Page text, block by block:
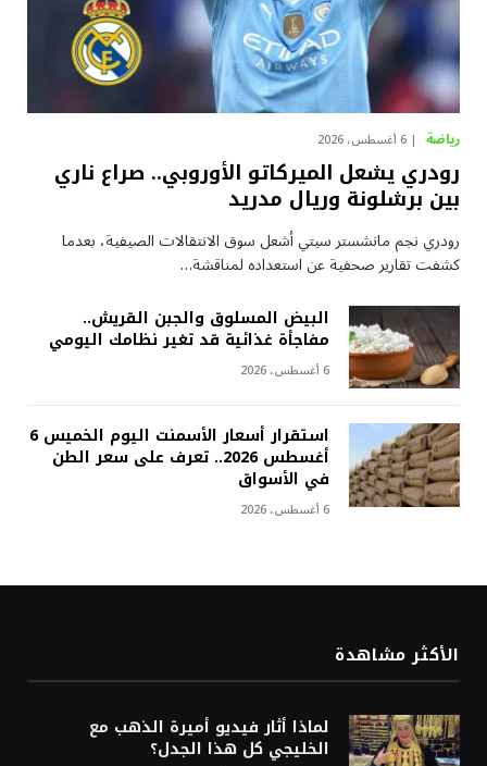
رياضة 6 أغسطس، 2026
رودري يشعل الميركاتو الأوروبي.. صراع ناري
بين برشلونة وريال مدريد
رودري نجم مانشستر سيتي أشعل سوق الانتقالات الصيفية، بعدما
كشفت تقارير صحفية عن استعداده لمناقشة…
البيض المسلوق والجبن القريش..
مفاجأة غذائية قد تغير نظامك اليومي
6 أغسطس، 2026
استقرار أسعار الأسمنت اليوم الخميس 6
أغسطس 2026.. تعرف على سعر الطن
في الأسواق
6 أغسطس، 2026
الأكثر مشاهدة
لماذا أثار فيديو أميرة الذهب مع
الخليجي كل هذا الجدل؟